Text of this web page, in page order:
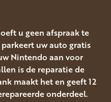
u geen afspraak te
uw auto gratis
Nintendo aan voor
is de reparatie de
maakt het en geeft 12
onderdeel.